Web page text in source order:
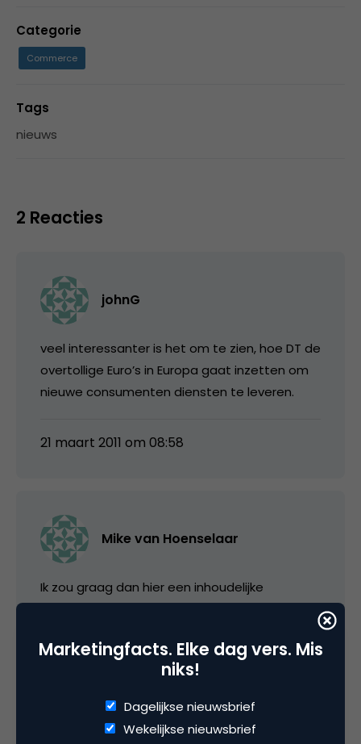
Categorie
Commerce
Tags
nieuws
2 Reacties
johnG
veel interessanter is het om te zien, hoe DT de
overtollige Euro’s in Europa gaat inzetten om
nieuwe consumenten diensten te leveren.
21 maart 2011 om 08:58
Mike van Hoenselaar
Ik zou graag dan hier een inhoudelijke
discussie zien over het waarom AT&T dat zou
worden in GSM-netwerken in US of is het
omdat ze de palen van T-mobile netwerk
jaar) konden neerzetten?
Marketingfacts. Elke dag vers. Mis
niks!
Dagelijkse nieuwsbrief
Wekelijkse nieuwsbrief